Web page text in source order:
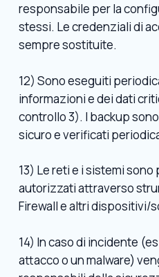
responsabile per la
stessi. Le credenziali di
sempre sostituite.
12) Sono eseguiti
informazioni e dei dati
controllo 3). I backup
sicuro e verificati
13) Le reti e i sistemi
autorizzati attraverso
Firewall e altri dispositivi/
14) In caso di incidente
attacco o un malware)